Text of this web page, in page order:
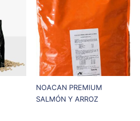
NOACAN PREMIUM
SALMÓN Y ARROZ